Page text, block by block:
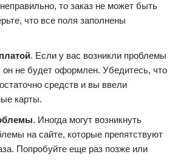
то заказ не может быть
что все поля заполнены
. Если у вас возникли проблемы
он не будет оформлен. Убедитесь, что
средств и вы ввели
карты.
. Иногда могут возникнуть
на сайте, которые препятствуют
Попробуйте еще раз позже или